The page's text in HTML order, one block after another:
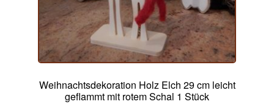
Weihnachtsdekoration Holz Elch 29 cm leicht
geflammt mit rotem Schal 1 Stück